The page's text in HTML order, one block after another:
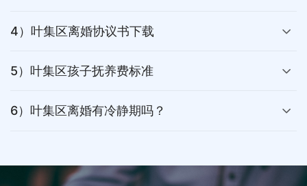
4）叶集区离婚协议书下载
5）叶集区孩子抚养费标准
6）叶集区离婚有冷静期吗？